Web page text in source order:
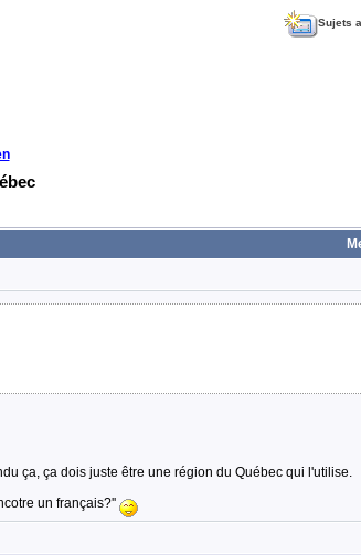
Sujets
ça, ça dois juste être une région du Québec qui l'utilise.
un français?''